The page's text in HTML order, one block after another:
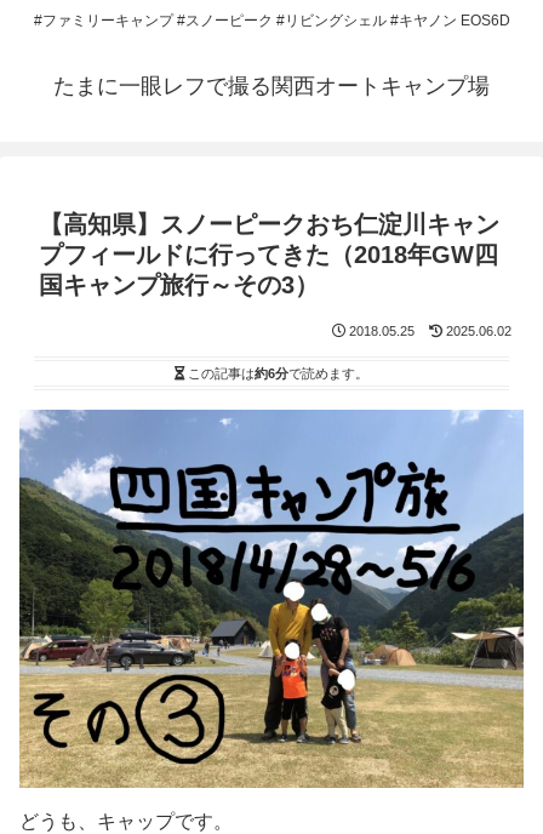
#ファミリーキャンプ #スノーピーク #リビングシェル #キヤノン EOS6D
たまに一眼レフで撮る関西オートキャンプ場
【高知県】スノーピークおち仁淀川キャン
プフィールドに行ってきた（2018年GW四
国キャンプ旅行～その3）
2018.05.25 2025.06.02
この記事は約6分で読めます。
どうも、キャップです。